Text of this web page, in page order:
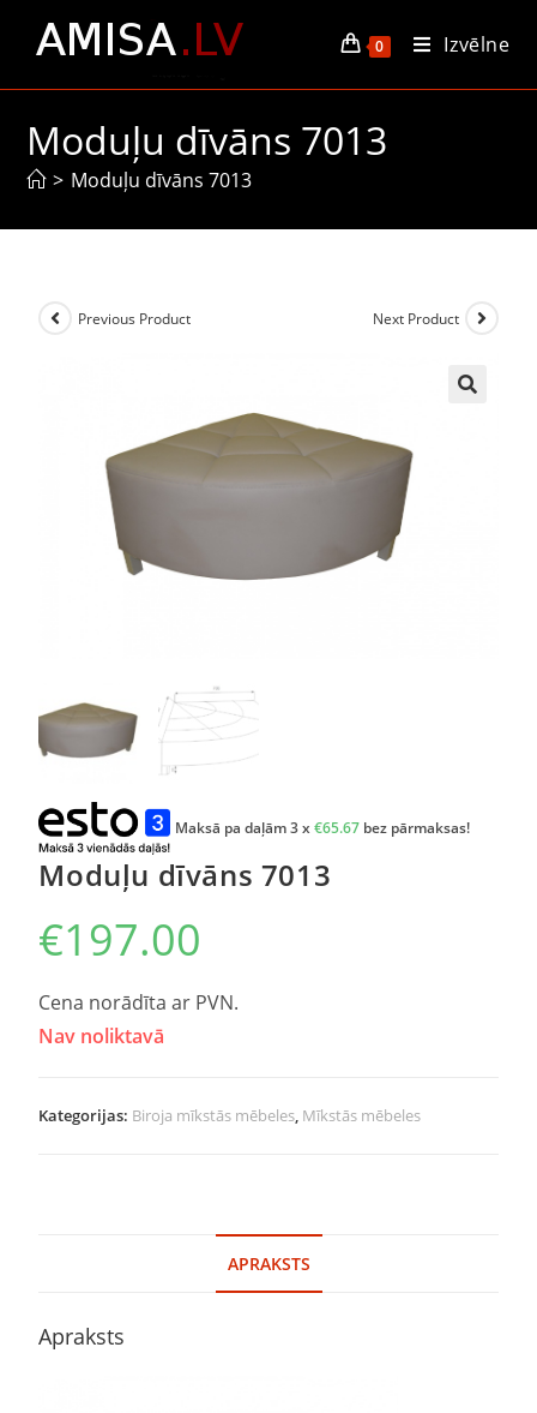
0 Izvēlne
Moduļu dīvāns 7013
> Moduļu dīvāns 7013
Previous Product Next Product
Maksā pa daļām 3 x€65.67 bez pārmaksas!
Moduļu dīvāns 7013
€197.00
Cena norādīta ar PVN.
Nav noliktavā
Kategorijas: Biroja mīkstās mēbeles, Mīkstās mēbeles
APRAKSTS
Apraksts